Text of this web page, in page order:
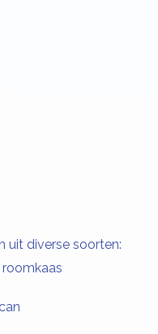
uit diverse soorten: